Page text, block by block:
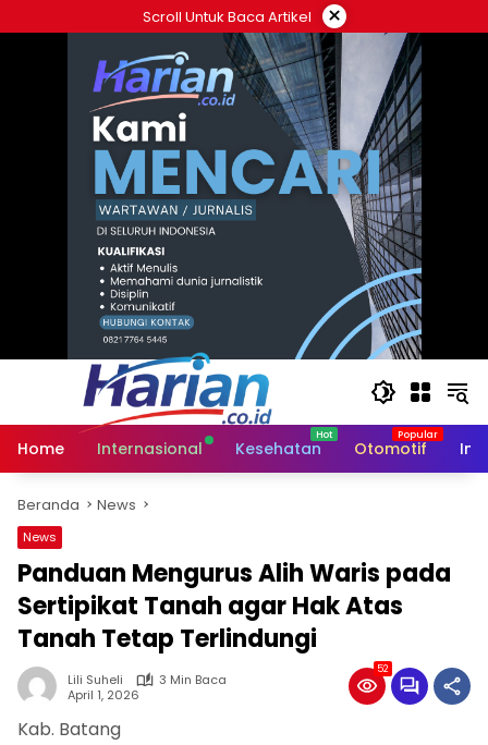
ke
Scroll Untuk Baca Artikel ×
Home Internasional Kesehatan Otomotif
Beranda News
News
Panduan Mengurus Alih Waris pada
Sertipikat Tanah agar Hak Atas
Tanah Tetap Terlindungi
Lili Suheli
3 Min Baca
April 1, 2026
52
Kab. Batang